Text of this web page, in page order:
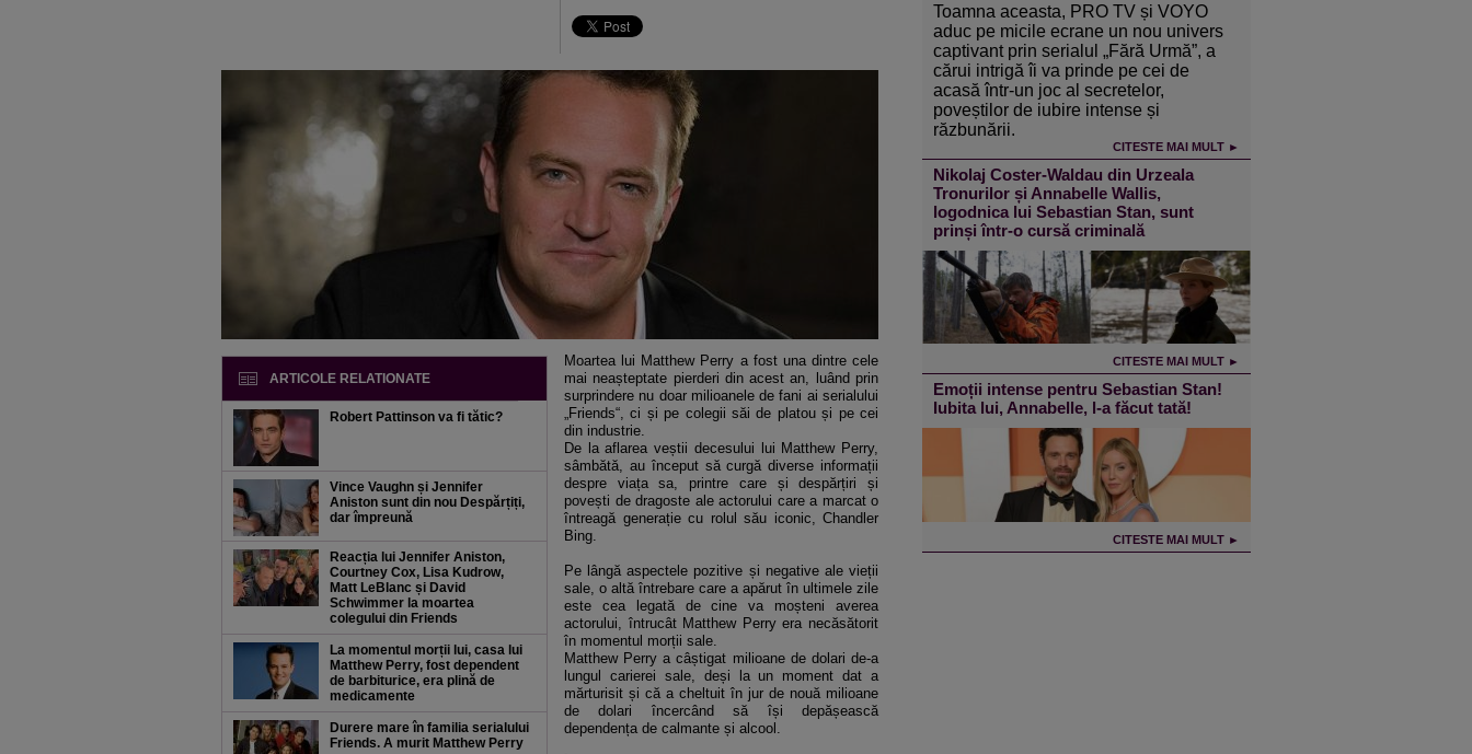
ARTICOLE RELATIONATE
Robert Pattinson va fi tătic?
Vince Vaughn și Jennifer
Aniston sunt din nou Despărțiți,
dar împreună
Reacția lui Jennifer Aniston,
Courtney Cox, Lisa Kudrow,
Matt LeBlanc și David
Schwimmer la moartea
colegului din Friends
La momentul morții lui, casa lui
Matthew Perry, fost dependent
de barbiturice, era plină de
medicamente
Durere mare în familia serialului
Friends. A murit Matthew Perry
Moartea lui Matthew Perry a fost una dintre cele
mai neașteptate pierderi din acest an, luând prin
surprindere nu doar milioanele de fani ai serialului
„Friends“, ci și pe colegii săi de platou și pe cei
din industrie.
De la aflarea veștii decesului lui Matthew Perry,
sâmbătă, au început să curgă diverse informații
despre viața sa, printre care și despărțiri și
povești de dragoste ale actorului care a marcat o
întreagă generație cu rolul său iconic, Chandler
Bing.
Pe lângă aspectele pozitive și negative ale vieții
sale, o altă întrebare care a apărut în ultimele zile
este cea legată de cine va moșteni averea
actorului, întrucât Matthew Perry era necăsătorit
în momentul morții sale.
Matthew Perry a câștigat milioane de dolari de-a
lungul carierei sale, deși la un moment dat a
mărturisit și că a cheltuit în jur de nouă milioane
de dolari încercând să își depășească
dependența de calmante și alcool.
Toamna aceasta, PRO TV și VOYO
aduc pe micile ecrane un nou univers
captivant prin serialul „Fără Urmă”, a
cărui intrigă îi va prinde pe cei de
acasă într-un joc al secretelor,
poveștilor de iubire intense și
răzbunării.
CITESTE MAI MULT ►
Nikolaj Coster-Waldau din Urzeala
Tronurilor și Annabelle Wallis,
logodnica lui Sebastian Stan, sunt
prinși într-o cursă criminală
CITESTE MAI MULT ►
Emoții intense pentru Sebastian Stan!
Iubita lui, Annabelle, l-a făcut tată!
CITESTE MAI MULT ►